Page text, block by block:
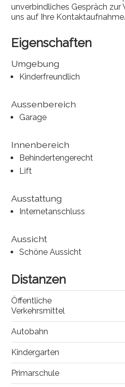
unverbindliches Gespräch zur
uns auf Ihre Kontaktaufnahme.
Eigenschaften
Umgebung
Kinderfreundlich
Aussenbereich
Garage
Innenbereich
Behindertengerecht
Lift
Ausstattung
Internetanschluss
Aussicht
Schöne Aussicht
Distanzen
Öffentliche
Verkehrsmittel
Autobahn
Kindergarten
Primarschule